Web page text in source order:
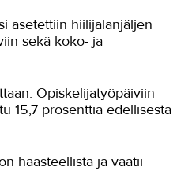
asetettiin hiilijalanjäljen
sekä koko- ja
Opiskelijatyöpäiviin
15,7 prosenttia edellisestä
haasteellista ja vaatii